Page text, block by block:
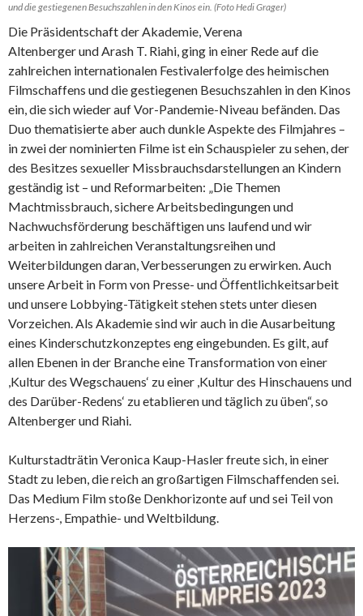
und die gestiegenen Besuchszahlen in den Kinos ein. (Foto Hedi Grager)
Die Präsidentschaft der Akademie, Verena
Altenberger und Arash T. Riahi, ging in einer Rede auf die
zahlreichen internationalen Festivalerfolge des heimischen
Filmschaffens und die gestiegenen Besuchszahlen in den Kinos
ein, die sich wieder auf Vor-Pandemie-Niveau befänden. Das
Duo thematisierte aber auch dunkle Aspekte des Filmjahres –
in zwei der nominierten Filme ist ein Schauspieler zu sehen, der
des Besitzes sexueller Missbrauchsdarstellungen an Kindern
geständig ist – und Reformarbeiten: „Die Themen
Machtmissbrauch, sichere Arbeitsbedingungen und
Nachwuchsförderung beschäftigen uns laufend und wir
arbeiten in zahlreichen Veranstaltungsreihen und
Weiterbildungen daran, Verbesserungen zu erwirken. Auch
unsere Arbeit in Form von Presse- und Öffentlichkeitsarbeit
und unsere Lobbying-Tätigkeit stehen stets unter diesen
Vorzeichen. Als Akademie sind wir auch in die Ausarbeitung
eines Kinderschutzkonzeptes eng eingebunden. Es gilt, auf
allen Ebenen in der Branche eine Transformation von einer
,Kultur des Wegschauens‘ zu einer ,Kultur des Hinschauens und
des Darüber-Redens‘ zu etablieren und täglich zu üben“, so
Altenberger und Riahi.
Kulturstadträtin Veronica Kaup-Hasler freute sich, in einer
Stadt zu leben, die reich an großartigen Filmschaffenden sei.
Das Medium Film stoße Denkhorizonte auf und sei Teil von
Herzens-, Empathie- und Weltbildung.